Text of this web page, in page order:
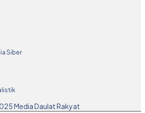
Siber
Media Daulat Rakyat